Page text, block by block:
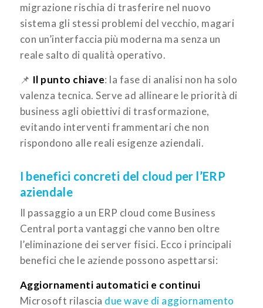
migrazione rischia di trasferire nel nuovo
sistema gli stessi problemi del vecchio, magari
con un’interfaccia più moderna ma senza un
reale salto di qualità operativo.
📌 Il punto chiave: la fase di analisi non ha solo
valenza tecnica. Serve ad allineare le priorità di
business agli obiettivi di trasformazione,
evitando interventi frammentari che non
rispondono alle reali esigenze aziendali.
I benefici concreti del cloud per l’ERP
aziendale
Il passaggio a un ERP cloud come Business
Central porta vantaggi che vanno ben oltre
l’eliminazione dei server fisici. Ecco i principali
benefici che le aziende possono aspettarsi:
Aggiornamenti automatici e continui
Microsoft rilascia due wave di aggiornamento